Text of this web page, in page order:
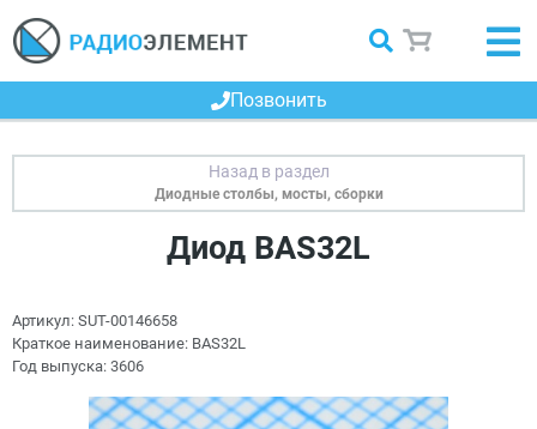
Позвонить
Диодные столбы, мосты, сборки
Диод BAS32L
Артикул: SUT-00146658
Краткое наименование: BAS32L
Год выпуска: 3606